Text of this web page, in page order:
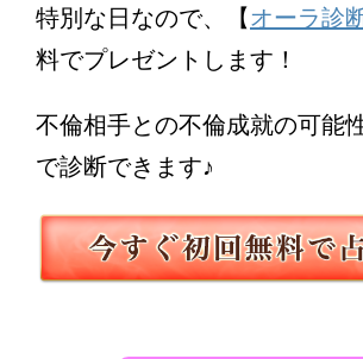
特別な日なので、【オーラ診
料でプレゼントします！
不倫相手との不倫成就の可能
で診断できます♪